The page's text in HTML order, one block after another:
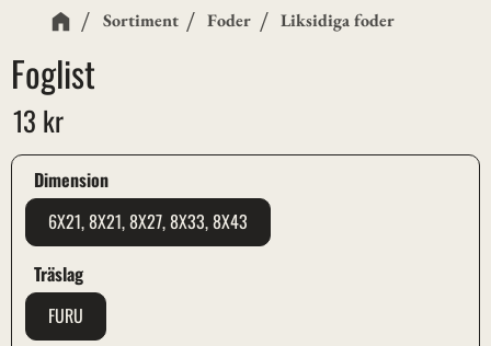
Sortiment Foder Liksidiga foder
Foglist
13 kr
Dimension
6X21, 8X21, 8X27, 8X33, 8X43
Träslag
FURU